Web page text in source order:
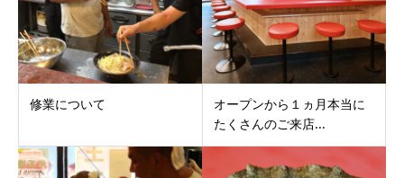
修業について
オープンから１ヵ月本当に
たくさんのご来店...